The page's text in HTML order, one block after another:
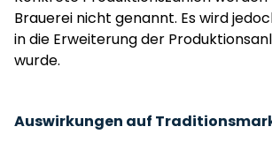
Brauerei nicht genannt. Es wird
in die Erweiterung der
wurde.
Auswirkungen auf